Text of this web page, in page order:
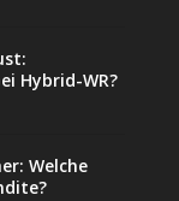
Hybrid-WR?
Welche